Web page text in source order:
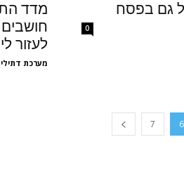
גם בפסח
0
לעזור
מערכת דתילי
6
7